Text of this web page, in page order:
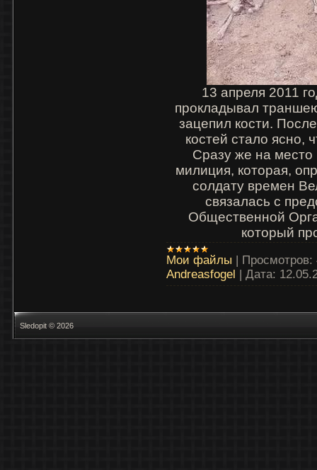
13 апреля 2011
прокладывал
зацепил кости.
костей стало ясно,
Сразу же на
милиция, которая,
солдату времен
связалась с
Общественной
который
Мои файлы | Просмотров:
Andreasfogel | Дата:
Sledopit © 2026